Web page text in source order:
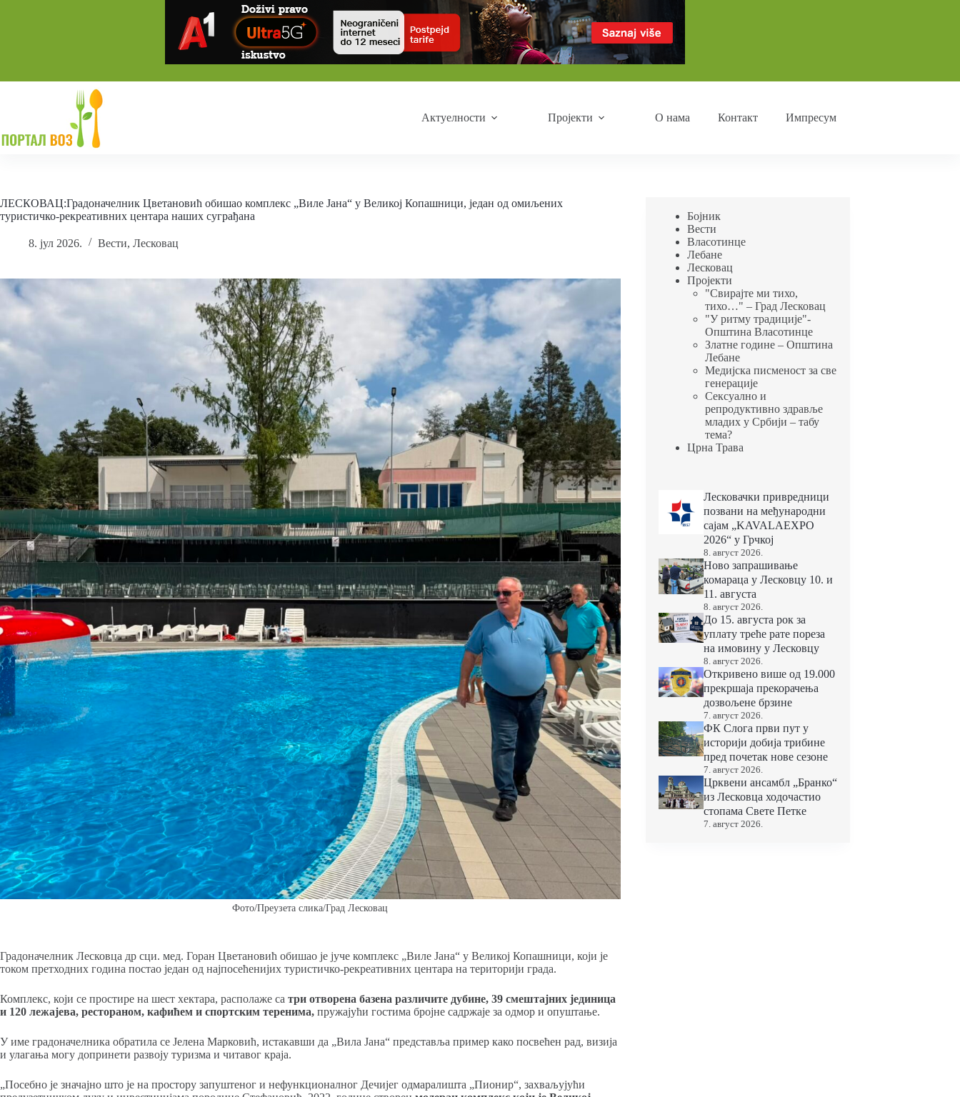
Актуелности Пројекти О нама Контакт Импресум
ЛЕСКОВАЦ:Градоначелник Цветановић обишао комплекс „Виле Јана“ у Великој Копашници, један од омиљених
туристичко-рекреативних центара наших суграђана
8. јул 2026. Вести, Лесковац
Фото/Преузета слика/Град Лесковац
Градоначелник Лесковца др сци. мед. Горан Цветановић обишао је јуче комплекс „Виле Јана“ у Великој Копашници, који је
током претходних година постао један од најпосећенијих туристичко-рекреативних центара на територији града.
Комплекс, који се простире на шест хектара, располаже са три отворена базена различите дубине, 39 смештајних јединица
и 120 лежајева, рестораном, кафићем и спортским теренима, пружајући гостима бројне садржаје за одмор и опуштање.
У име градоначелника обратила се Јелена Марковић, истакавши да „Вила Јана“ представља пример како посвећен рад, визија
и улагања могу допринети развоју туризма и читавог краја.
„Посебно је значајно што је на простору запуштеног и нефункционалног Дечијег одмаралишта „Пионир“, захваљујући
Бојник
Вести
Власотинце
Лебане
Лесковац
Пројекти
"Свирајте ми тихо,
тихо…" – Град Лесковац
"У ритму традиције"-
Општина Власотинце
Златне године – Општина
Лебане
Медијска писменост за све
генерације
Сексуално и
репродуктивно здравље
младих у Србији – табу
тема?
Црна Трава
Лесковачки привредници
позвани на међународни
сајам „KAVALAEXPO
2026“ у Грчкој
8. август 2026.
Ново запрашивање
комараца у Лесковцу 10. и
11. августа
8. август 2026.
До 15. августа рок за
уплату треће рате пореза
на имовину у Лесковцу
8. август 2026.
Откривено више од 19.000
прекршаја прекорачења
дозвољене брзине
7. август 2026.
ФК Слога први пут у
историји добија трибине
пред почетак нове сезоне
7. август 2026.
Црквени ансамбл „Бранко“
из Лесковца ходочастио
стопама Свете Петке
7. август 2026.